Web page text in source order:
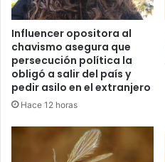
Influencer opositora al
chavismo asegura que
persecución política la
obligó a salir del país y
pedir asilo en el extranjero
Hace 12 horas